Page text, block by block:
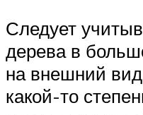
Следует
дерева в
на внешний
какой-то